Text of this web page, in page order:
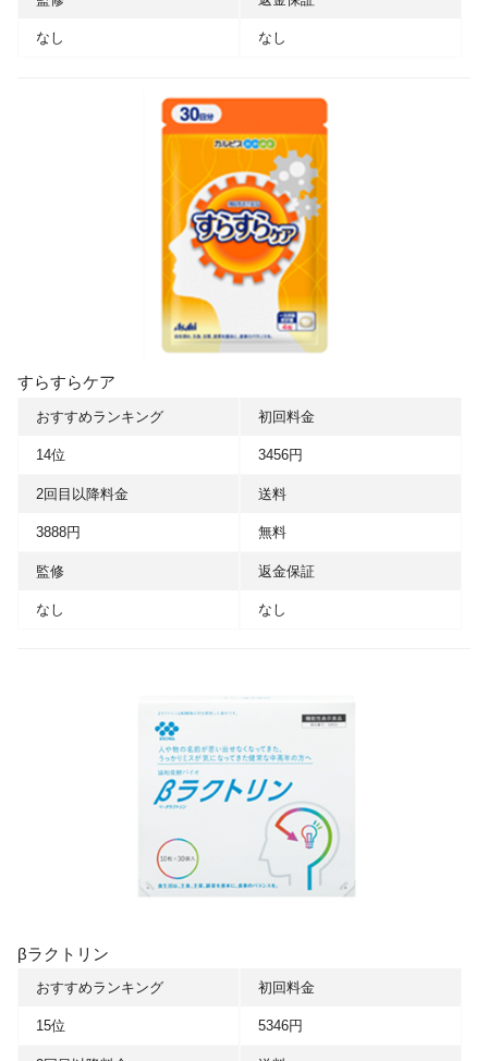
なし なし
すらすらケア
おすすめランキング
14位
初回料金
3456円
2回目以降料金
3888円
送料
無料
監修
なし
返金保証
なし
βラクトリン
おすすめランキング
15位
初回料金
5346円